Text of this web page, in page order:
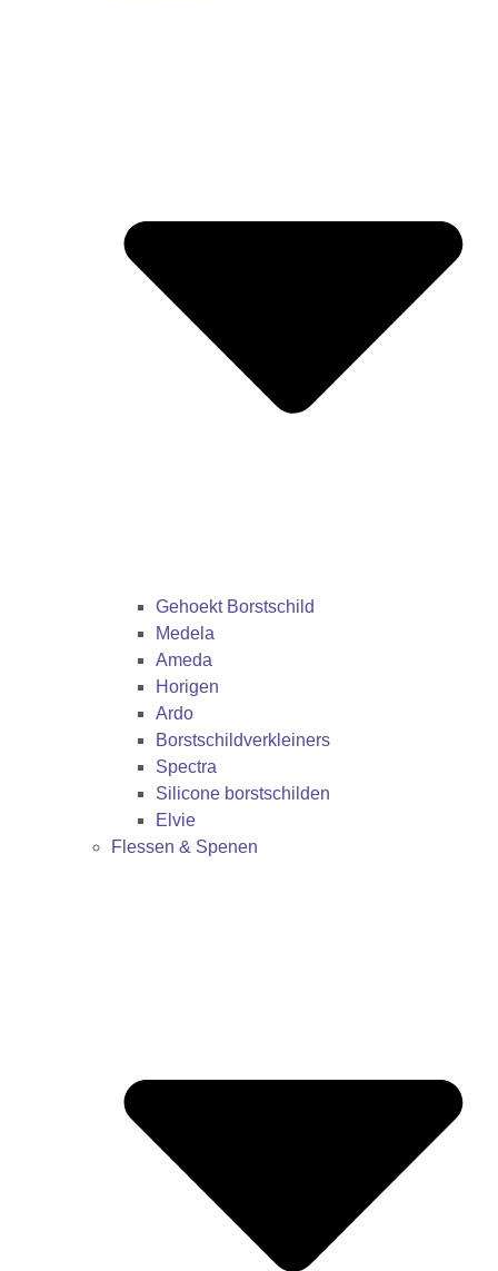
Gehoekt Borstschild
Medela
Ameda
Horigen
Ardo
Borstschildverkleiners
Spectra
Silicone borstschilden
Elvie
Flessen & Spenen